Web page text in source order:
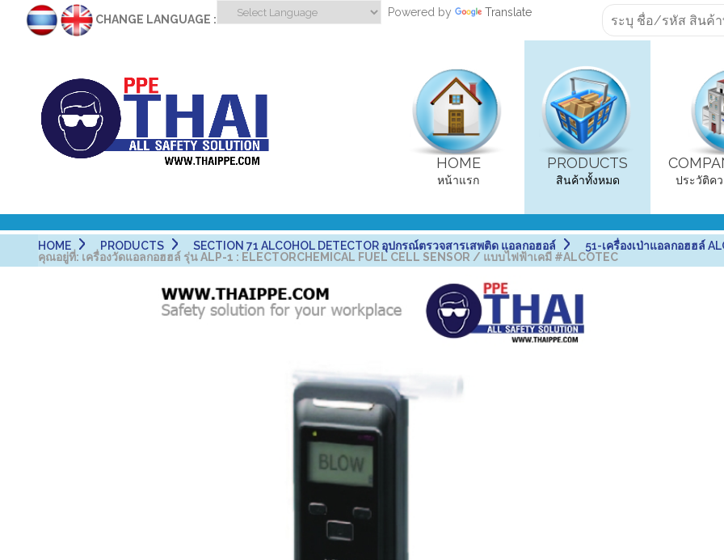
CHANGE LANGUAGE :
Powered by Translate
HOME
หน้าแรก
PRODUCTS
สินค้าทั้งหมด ประวัติค
HOME PRODUCTS SECTION 71 ALCOHOL DETECTOR อุปกรณ์ตรวจสารเสพติด แอลกอฮอล์
51-เครื่องเป่าแอลกอฮฮล์
คุณอยู่ที่: เครื่องวัดแอลกอฮฮล์ รุ่น ALP-1 : ELECTORCHEMICAL FUEL CELL SENSOR / แบบไฟฟ้าเคมี #ALCOTEC